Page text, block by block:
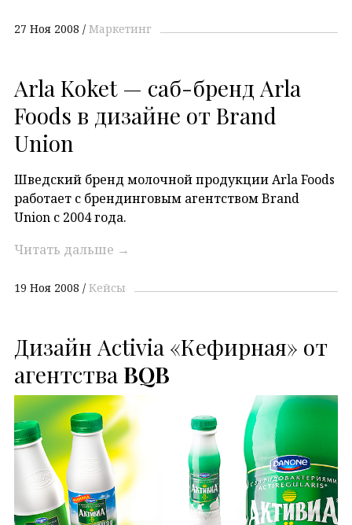
27 Ноя 2008 Маркетинг
Arla Koket — саб-бренд Arla
Foods в дизайне от Brand
Union
Шведский бренд молочной продукции Arla Foods
работает с брендинговым агентством Brand
Union с 2004 года.
Читать дальше →
19 Ноя 2008 Кейсы
Дизайн Activia «Кефирная» от
агентства BQB